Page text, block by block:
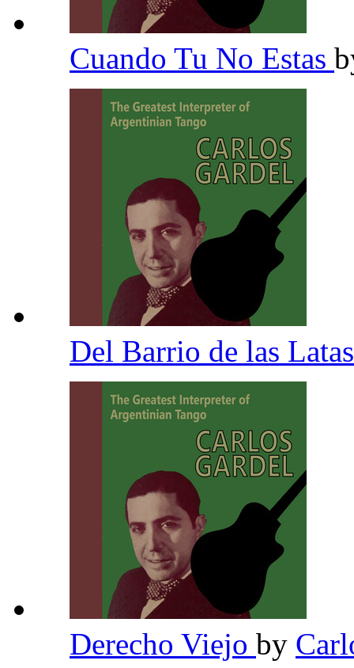
Cuando Tu No Estas
Del Barrio de las
Derecho Viejo by